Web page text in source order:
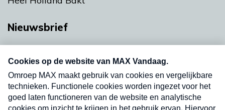
Nieuwsbrief
Neem hier een gratis abonnement op onze
nieuwsbrief. Elke vrijdag- en dinsdagochtend in
uw mailbox.
Verzend